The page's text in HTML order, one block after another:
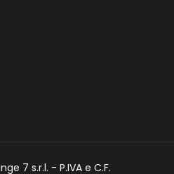
7 s.r.l. - P.IVA e C.F.